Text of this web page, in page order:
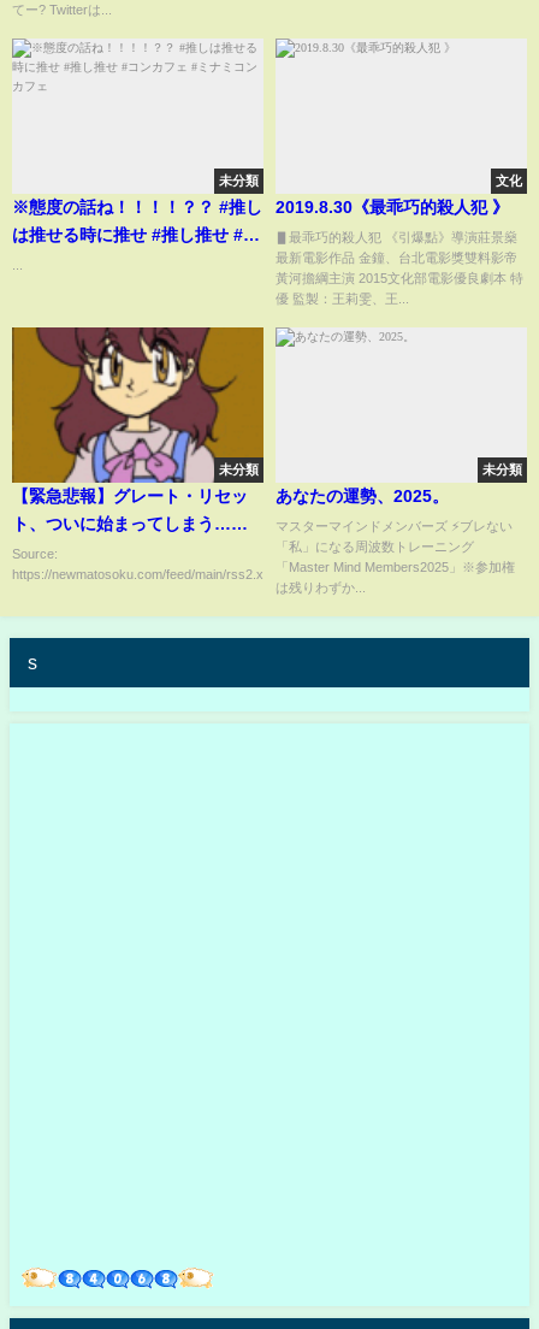
てー? Twitterは...
未分類
※態度の話ね！！！！？？ #推し
は推せる時に推せ #推し推せ #コ
文化
2019.8.30《最乖巧的殺人犯 》
▋最乖巧的殺人犯 《引爆點》導演莊景燊
最新電影作品 金鐘、台北電影獎雙料影帝
黃河擔綱主演 2015文化部電影優良劇本 特
優 監製：王莉雯、王...
未分類
【緊急悲報】グレート・リセッ
ト、ついに始まってしまう……
Source:
https://newmatosoku.com/feed/main/rss2.xml...
未分類
あなたの運勢、2025。
マスターマインドメンバーズ ⚡ブレない
「私」になる周波数トレーニング
「Master Mind Members2025」※参加権
は残りわずか...
s